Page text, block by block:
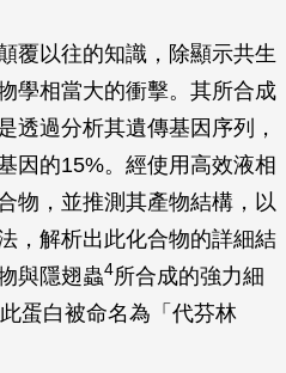
覆以往的知識，除顯示共生
學相當大的衝擊。其所合成
透過分析其遺傳基因序列，
因的15%。經使用高效液相
物，並推測其產物結構，以
，解析出此化合物的詳細結
與隱翅蟲4所合成的強力細
蛋白被命名為「代芬林